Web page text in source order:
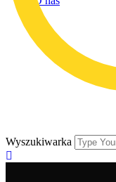
Wyszukiwarka